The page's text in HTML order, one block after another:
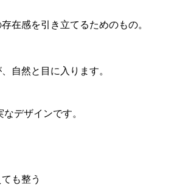
在感を引き立てるためのもの。
自然と目に入ります。
なデザインです。
も整う